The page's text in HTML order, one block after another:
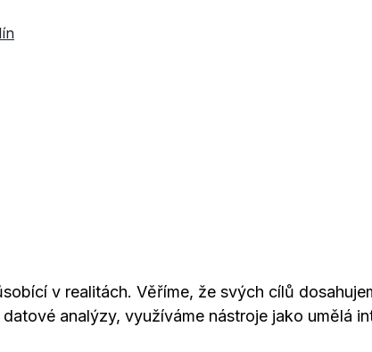
v realitách. Věříme, že svých cílů
analýzy, využíváme nástroje jako umělá